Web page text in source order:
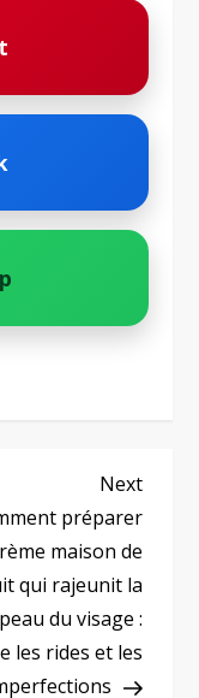
Next
Post
Next
préparer
maison de
qui rajeunit la
peau du visage :
les rides et les